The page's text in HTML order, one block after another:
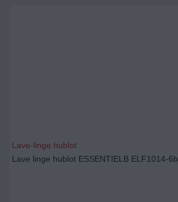
Lave-linge hublot
Lave linge hublot ESSENTIELB ELF1014-6b